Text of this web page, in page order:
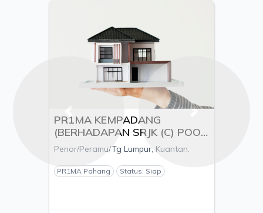
PR1MA KEMPADANG
(BERHADAPAN SRJK (C) POOI
MING), MUKIM KUALA
KUANTAN, DAERAH
KUANTAN, PAHANG - PEMAJU
ESTANIA S/B
Penor/Peramu/Tg Lumpur, Kuantan.
PR1MA Pahang Status: Siap
Previous